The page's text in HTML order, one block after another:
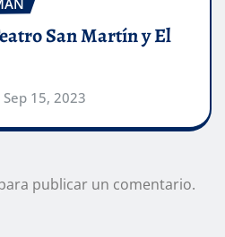
San Martín y El
Sep 15, 2023
publicar un comentario.